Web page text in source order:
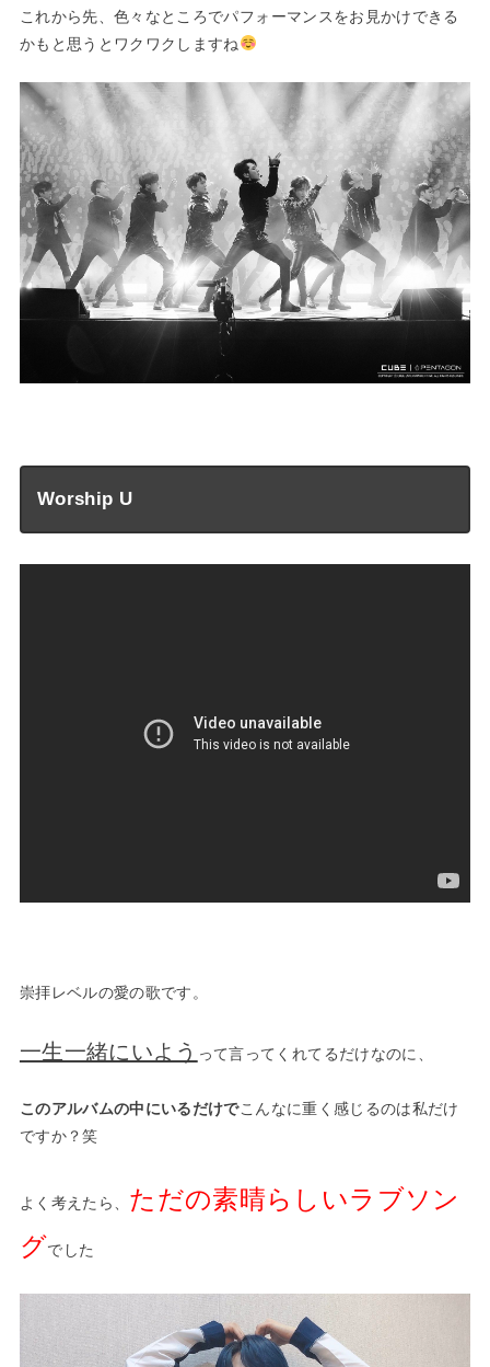
これから先、色々なところでパフォーマンスをお見かけできる
かもと思うとワクワクしますね
Worship U
崇拝レベルの愛の歌です。
一生一緒にいよう って言ってくれてるだけなのに、
このアルバムの中にいるだけでこんなに重く感じるのは私だけ
ですか？笑
よく考えたら、 ただの素晴らしいラブソン
グでした